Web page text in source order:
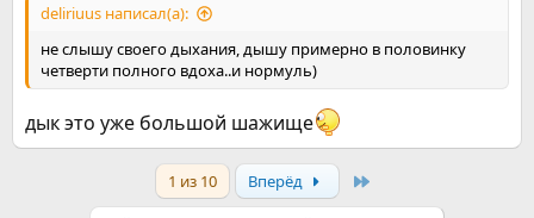
deliriuus написал(а):
не слышу своего дыхания, дышу примерно в половинку
четверти полного вдоха..и нормуль)
дык это уже большой шажище
1 из 10 Вперёд